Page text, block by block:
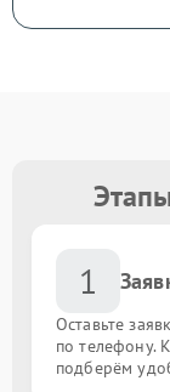
1
Оставьте
по телефону.
подберём